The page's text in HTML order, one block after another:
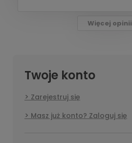
Więcej opinii
Twoje konto
Zarejestruj się
Masz już konto? Zaloguj się